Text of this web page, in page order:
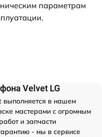
параметрам
Velvet LG
выполняется в нашем
мастерами с огромным
и запчасти
- мы в сервисе